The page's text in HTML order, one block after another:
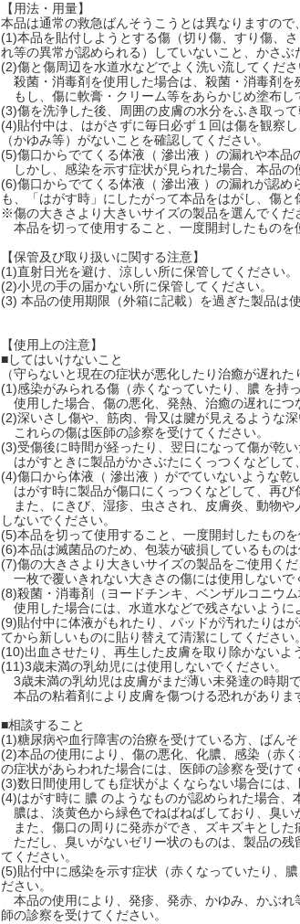
【用法・用量】
本品は通常の救急ばんそうこうとは異なりますの
(1)本品を貼付しようとする傷（切り傷、すり傷、
れ等の異常が認められる）していないこと、かさぶ
(2)傷と傷周辺を水道水などでよく洗い流してくださ
殺菌・消毒剤を使用した場合は、殺菌・消毒剤を
もし、傷に軟膏・クリーム等をあらかじめ塗布し
(3)傷を洗浄した後、周囲の皮膚の水分をふき取って
(4)貼付中は、はがさずに毎日必ず１回は傷を観察
（かゆみ等）がないことを確認してください。
(5)傷口からでてくる体液（ 滲出液 ）の漏れや本品
しかし、感染を示す症状が見られた場合、本品の
(6)傷口からでてくる体液（ 滲出液 ）の漏れが認
も、「はがす時」にしたがって本品をはがし、傷
※傷の大きさより大きいサイズの製品を選んでくだ
本品を切って使用すること、一度開封したものを
【保管及び取り扱いに関する注意】
(1)直射日光を避け、涼しい所に保管してください。
(2)小児の手の届かない所に保管してください。
(3) 本品の使用期限（外箱に記載）を過ぎた製品は
【使用上の注意】
■してはいけないこと
（守らないと現在の症状が悪化したり治癒が遅れた
(1)感染がみられる傷（赤くなっていたり、膿 を持
使用した場合、傷の悪化、発熱、治癒の遅れにつ
(2)深いさし傷や、筋肉、骨又は腱が見えるような
これらの傷は医師の診察を受けてください。
(3)受傷後に時間が経ったり、翌日になって傷が乾
はがすときに製品がかさぶたにくっつくなどして
(4)傷口から体液（ 滲出液 ）がでていないような乾
はがす時に製品が傷口にくっつくなどして、再び
また、にきび、湿疹、虫さされ、皮膚炎、動物や
しないでください。
(5)本品を切って使用すること、一度開封したもの
(6)本品は滅菌品のため、包装が破損しているものは
(7)傷の大きさより大きいサイズの製品をご使用くだ
一枚で覆いきれない大きさの傷には使用しないで
(8)殺菌・消毒剤（ヨードチンキ、ベンザルコニウ
使用した場合には、水道水などで残さないように
(9)貼付中に体液がもれたり、パッドが汚れたりは
てから新しいものに貼り替えて清潔にしてください。
(10)出血させたり、再生した皮膚を取り除かないよ
(11)3歳未満の乳幼児には使用しないでください。
3歳未満の乳幼児は皮膚がまだ薄い未発達の時期で
本品の粘着剤により皮膚を傷つける恐れがありま
■相談すること
(1)糖尿病や血行障害の治療を受けている方、ばん
(2)本品の使用により、傷の悪化、化膿、感染（赤
の症状があらわれた場合には、医師の診察を受けて
(3)数日間使用しても症状がよくならない場合には
(4)はがす時に 膿 のようなものが認められた場合、
膿は、淡黄色から緑色でねばねばしており、臭い
また、傷口の周りに発赤ができ、ズキズキとした
ただし、臭いがないゼリー状のものは、製品の残
てください。
(5)貼付中に感染を示す症状（赤くなっていたり、
ださい。
本品の使用により、発疹、発赤、かゆみ、かぶれ
師の診察を受けてください。